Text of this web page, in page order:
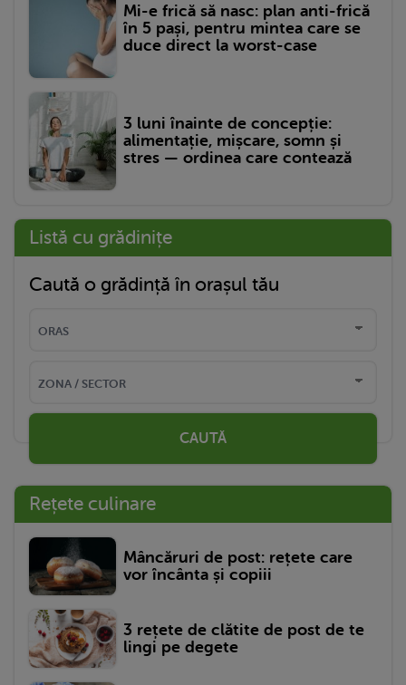
Mi-e frică să nasc: plan anti-frică
în 5 pași, pentru mintea care se
duce direct la worst-case
3 luni înainte de concepție:
alimentație, mișcare, somn și
stres — ordinea care contează
Listă cu grădinițe
Caută o grădință în orașul tău
CAUTĂ
Rețete culinare
Mâncăruri de post: rețete care
vor încânta și copiii
3 rețete de clătite de post de te
lingi pe degete